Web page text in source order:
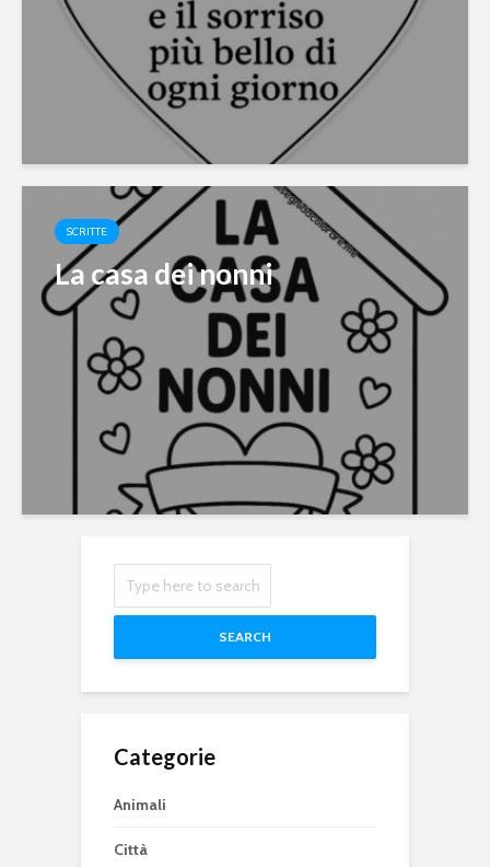
SCRITTE
La casa dei nonni
SEARCH
Categorie
Animali
Città